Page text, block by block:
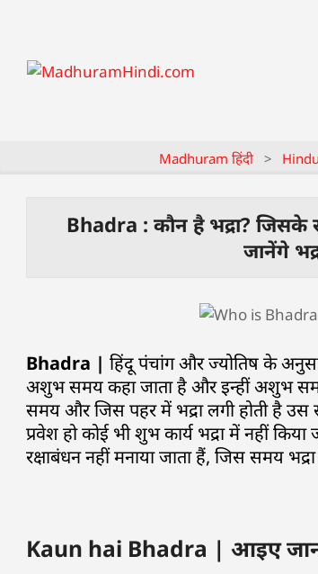
Madhuram हिंदी >
Bhadra : कौन है भद्रा? जिसके
जानेंगे
Bhadra | हिंदू पंचांग और ज्योतिष के
अशुभ समय कहा जाता है और इन्हीं अशुभ समयमें
समय और जिस पहर में भद्रा लगी होती है उस
प्रवेश हो कोई भी शुभ कार्य भद्रा में नहीं
रक्षाबंधन नहीं मनाया जाता हैं, जिस समय
Kaun hai Bhadra | आइए